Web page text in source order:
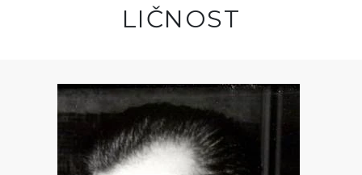
LIČNOST